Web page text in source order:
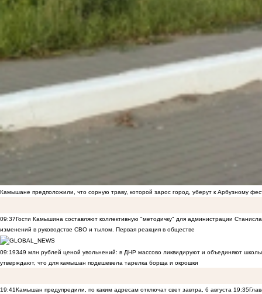
Камышане предположили, что сорную траву, которой зарос город, уберут к Арбузному
09:37Гости Камышина составляют коллективную "методичку" для администрации
изменений в руководстве СВО и тылом. Первая реакция в обществе
09:19349 млн рублей ценой увольнений: в ДНР массово ликвидируют и объединяют
утверждают, что для камышан подешевела тарелка борща и окрошки
19:41Камышан предупредили, по каким адресам отключат свет завтра, 6 августа 19:35